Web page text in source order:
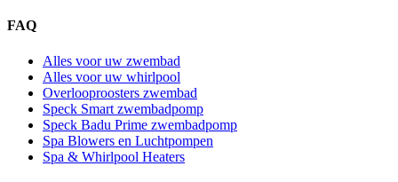
FAQ
Alles voor uw zwembad
Alles voor uw whirlpool
Overlooproosters zwembad
Speck Smart zwembadpomp
Speck Badu Prime zwembadpomp
Spa Blowers en Luchtpompen
Spa & Whirlpool Heaters